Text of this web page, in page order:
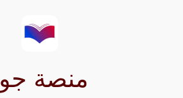
منصة جوا